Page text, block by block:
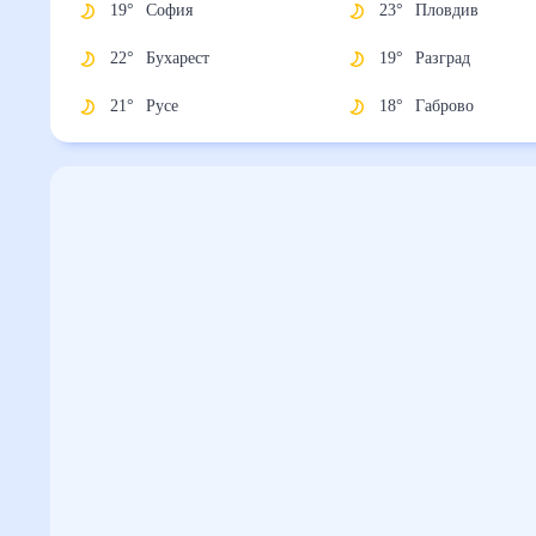
19° София
22° Бухарест
21° Русе
23° Пловдив
19° Разград
18° Габрово